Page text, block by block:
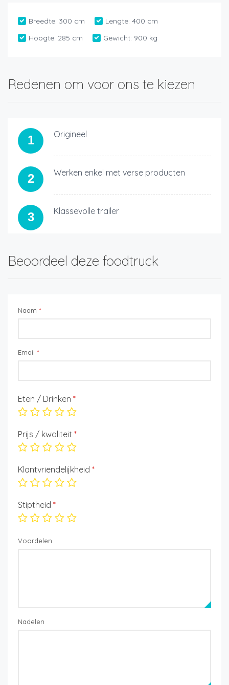
Breedte: 300 cm Lengte: 400 cm
Hoogte: 285 cm Gewicht: 900 kg
Redenen om voor ons te kiezen
1 Origineel
2 Werken enkel met verse producten
3 Klassevolle trailer
Beoordeel deze foodtruck
Naam *
Email *
Eten / Drinken *
Prijs / kwaliteit *
Klantvriendelijkheid *
Stiptheid *
Voordelen
Nadelen